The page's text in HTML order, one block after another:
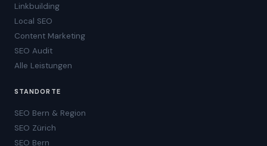
Linkbuilding
Local SEO
Content Marketing
SEO Audit
Alle Leistungen
STANDORTE
SEO Bern & Region
SEO Zürich
SEO Bern